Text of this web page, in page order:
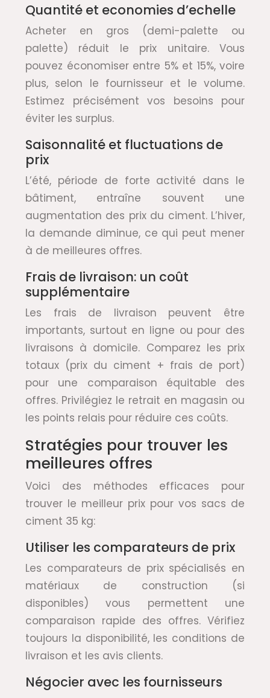
Quantité et economies d’echelle
Acheter en gros (demi-palette ou
palette) réduit le prix unitaire. Vous
pouvez économiser entre 5% et 15%, voire
plus, selon le fournisseur et le volume.
Estimez précisément vos besoins pour
éviter les surplus.
Saisonnalité et fluctuations de
prix
L’été, période de forte activité dans le
bâtiment, entraîne souvent une
augmentation des prix du ciment. L’hiver,
la demande diminue, ce qui peut mener
à de meilleures offres.
Frais de livraison: un coût
supplémentaire
Les frais de livraison peuvent être
importants, surtout en ligne ou pour des
livraisons à domicile. Comparez les prix
totaux (prix du ciment + frais de port)
pour une comparaison équitable des
offres. Privilégiez le retrait en magasin ou
les points relais pour réduire ces coûts.
Stratégies pour trouver les
meilleures offres
Voici des méthodes efficaces pour
trouver le meilleur prix pour vos sacs de
ciment 35 kg:
Utiliser les comparateurs de prix
Les comparateurs de prix spécialisés en
matériaux de construction (si
disponibles) vous permettent une
comparaison rapide des offres. Vérifiez
toujours la disponibilité, les conditions de
livraison et les avis clients.
Négocier avec les fournisseurs